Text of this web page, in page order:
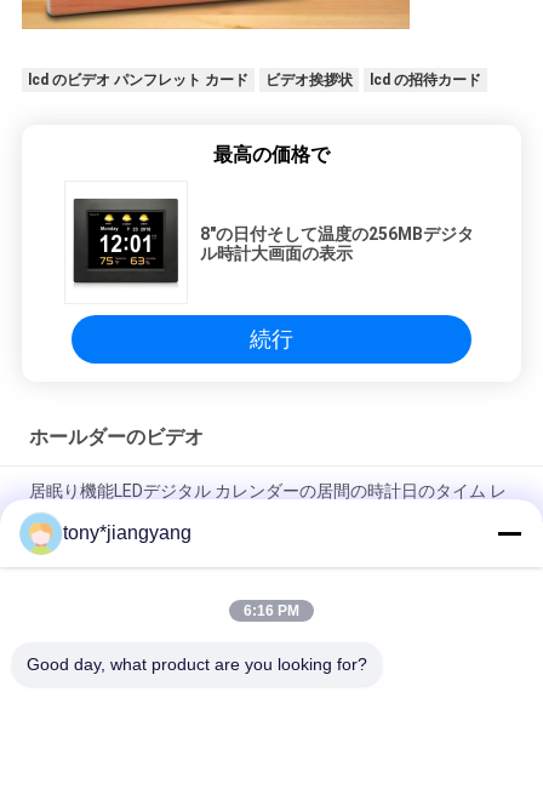
lcd のビデオ パンフレット カード ビデオ挨拶状 lcd の招待カード
最高の価格で
8"の日付そして温度の256MBデジタ
ル時計大画面の表示
続行
ホールダーのビデオ
居眠り機能LEDデジタル カレンダーの居間の時計日のタイム レ
コーダー
8"の日付そして温度の256MBデジタル時計大画面の表示
ホールダーの人間の特徴をもつビデオ10インチのデジタル写真
tony*jiangyang
6:16 PM
Good day, what product are you looking for?